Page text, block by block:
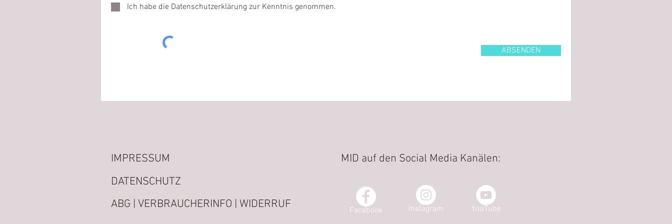
Ich habe die Datenschutzerklärung zur Kenntnis genommen.
ABSENDEN
IMPRESSUM
DATENSCHUTZ
ABG | VERBRAUCHERINFO | WIDERRUF
MID auf den Social Media Kanälen:
Facebook Instagram YouTube